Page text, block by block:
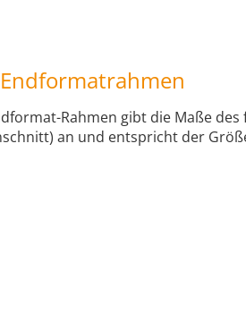
Endformatrahmen
Rahmen gibt die Maße
an und entspricht der